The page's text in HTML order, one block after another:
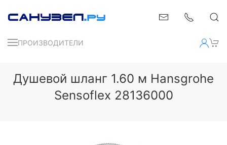
ПРОИЗВОДИТЕЛИ
Душевой шланг 1.60 м Hansgrohe
Sensoflex 28136000